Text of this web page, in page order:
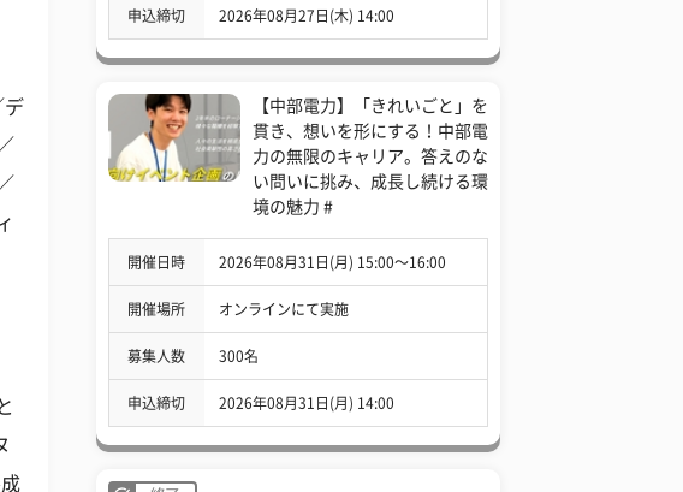
デ
申込締切 2026年08月27日(木) 14:00
【中部電力】「きれいごと」を
貫き、想いを形にする！中部電
力の無限のキャリア。答えのな
い問いに挑み、成長し続ける環
境の魅力 #
開催日時 2026年08月31日(月) 15:00〜16:00
開催場所 オンラインにて実施
募集人数 300名
申込締切 2026年08月31日(月) 14:00